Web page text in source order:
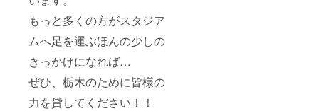
もっと多くの方がスタジア
ムへ足を運ぶほんの少しの
きっかけになれば…
ぜひ、栃木のために皆様の
力を貸してください！！